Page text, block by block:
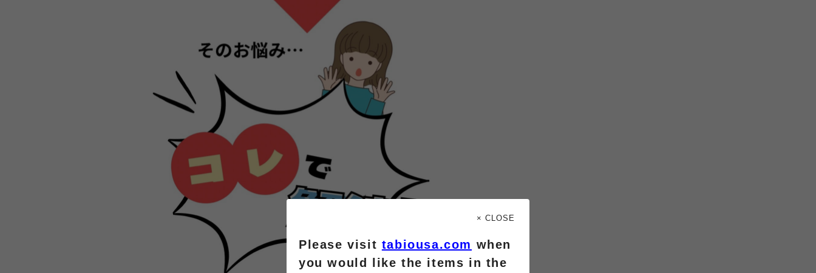
× CLOSE
Please visit tabiousa.com when
you would like the items in the